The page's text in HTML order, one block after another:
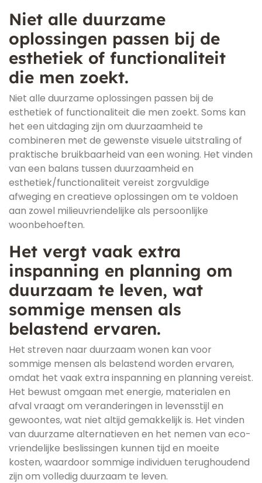
Niet alle duurzame
oplossingen passen bij de
esthetiek of functionaliteit
die men zoekt.
Niet alle duurzame oplossingen passen bij de
esthetiek of functionaliteit die men zoekt. Soms kan
het een uitdaging zijn om duurzaamheid te
combineren met de gewenste visuele uitstraling of
praktische bruikbaarheid van een woning. Het vinden
van een balans tussen duurzaamheid en
esthetiek/functionaliteit vereist zorgvuldige
afweging en creatieve oplossingen om te voldoen
aan zowel milieuvriendelijke als persoonlijke
woonbehoeften.
Het vergt vaak extra
inspanning en planning om
duurzaam te leven, wat
sommige mensen als
belastend ervaren.
Het streven naar duurzaam wonen kan voor
sommige mensen als belastend worden ervaren,
omdat het vaak extra inspanning en planning vereist.
Het bewust omgaan met energie, materialen en
afval vraagt om veranderingen in levensstijl en
gewoontes, wat niet altijd gemakkelijk is. Het vinden
van duurzame alternatieven en het nemen van eco-
vriendelijke beslissingen kunnen tijd en moeite
kosten, waardoor sommige individuen terughoudend
zijn om volledig duurzaam te leven.